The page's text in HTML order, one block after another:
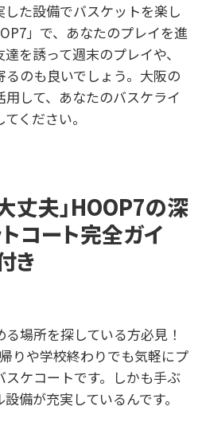
た設備でバスケットを楽し
」で、あなたのプレイを進
を誘って週末のプレイや、
のも良いでしょう。大阪の
して、あなたのバスケライ
ください。
丈夫」HOOP7の深
コート完全ガイ
き
場所を探している方必見！
りや学校終わりでも気軽にプ
スケコートです。しかも手ぶ
備が充実しているんです。